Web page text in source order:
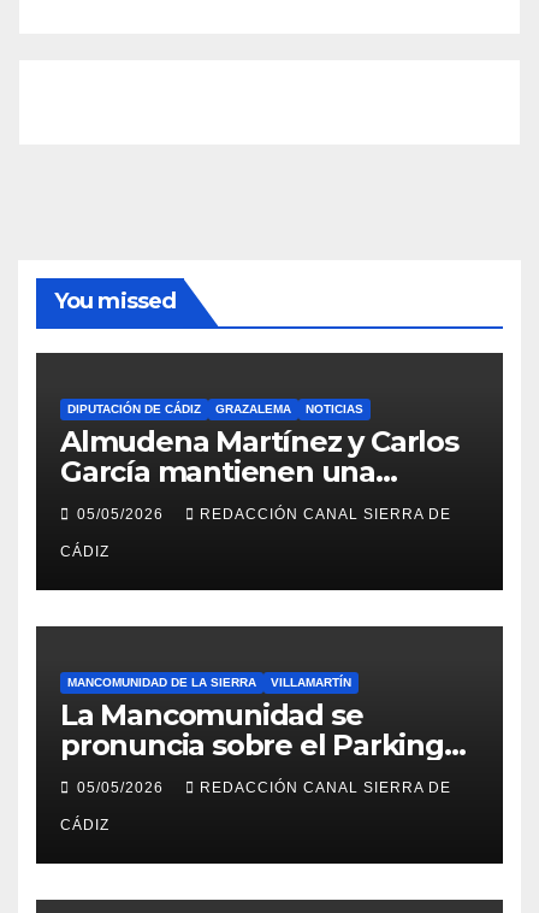
You missed
DIPUTACIÓN DE CÁDIZ GRAZALEMA NOTICIAS
Almudena Martínez y Carlos
García mantienen una
reunión en el Palacio
Provincial
05/05/2026 REDACCIÓN CANAL SIERRA DE
CÁDIZ
MANCOMUNIDAD DE LA SIERRA VILLAMARTÍN
La Mancomunidad se
pronuncia sobre el Parking
del Hospital de Villamartín
05/05/2026 REDACCIÓN CANAL SIERRA DE
CÁDIZ